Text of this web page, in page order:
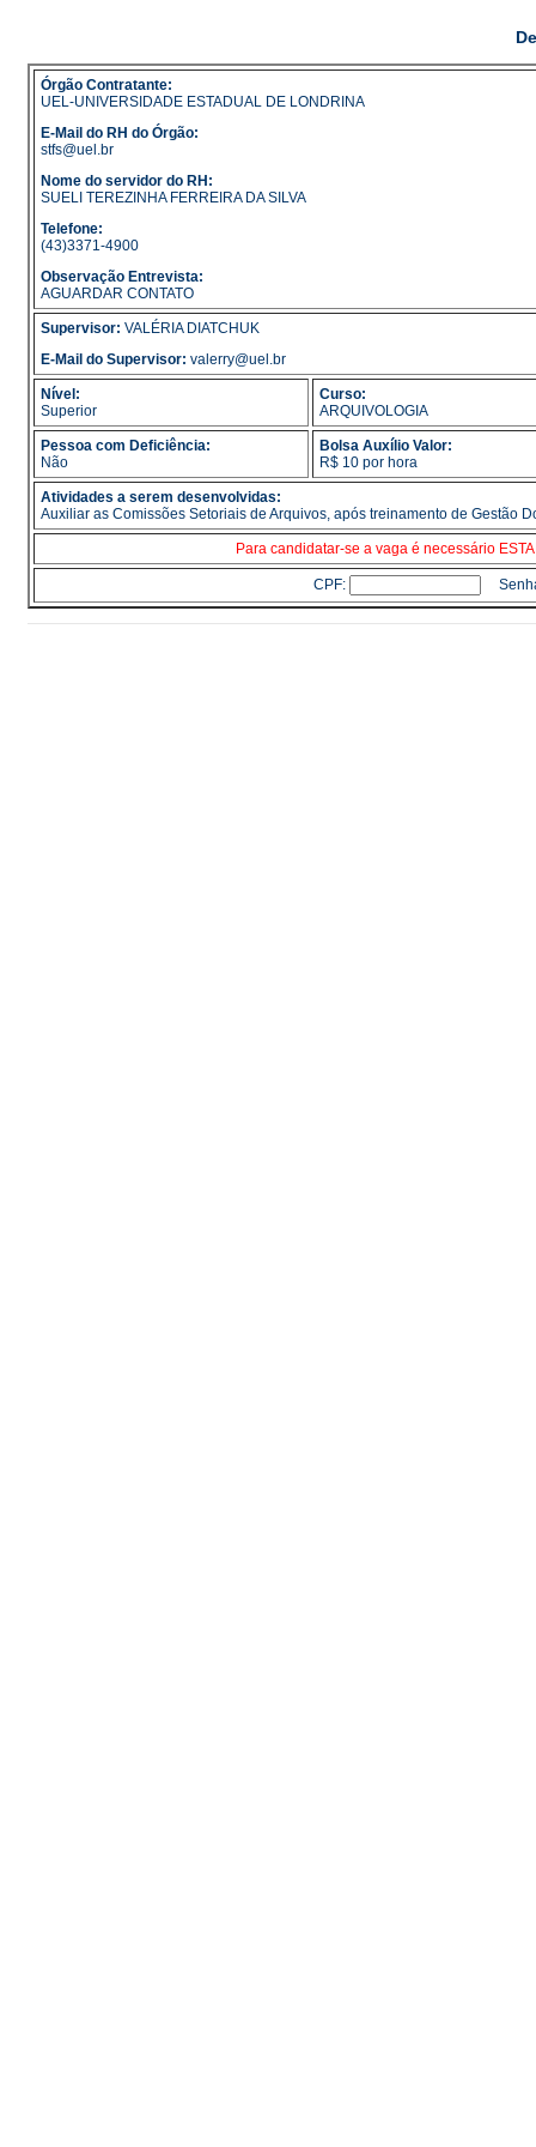
Órgão Contratante:
UEL-UNIVERSIDADE ESTADUAL DE LONDRINA
E-Mail do RH do Órgão:
stfs@uel.br
Nome do servidor do RH:
SUELI TEREZINHA FERREIRA DA SILVA
Telefone:
(43)3371-4900
Observação Entrevista:
AGUARDAR CONTATO
Supervisor: VALÉRIA DIATCHUK
E-Mail do Supervisor: valerry@uel.br
Nível:
Superior
Curso:
ARQUIVOLOGIA
Pessoa com Deficiência:
Não
Bolsa Auxílio Valor:
R$ 10 por hora
Atividades a serem desenvolvidas:
Auxiliar as Comissões Setoriais de Arquivos, após treinamento de Gestão
Para candidatar-se a vaga é necessário
CPF: